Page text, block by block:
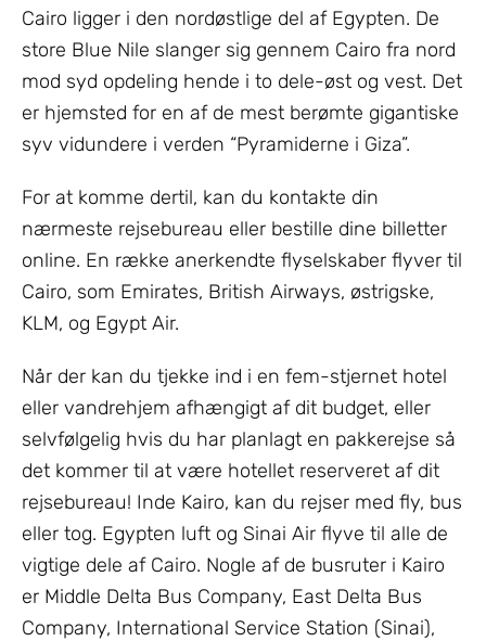
Cairo ligger i den nordøstlige del af Egypten. De
store Blue Nile slanger sig gennem Cairo fra nord
mod syd opdeling hende i to dele-øst og vest. Det
er hjemsted for en af de mest berømte gigantiske
syv vidundere i verden “Pyramiderne i Giza”.
For at komme dertil, kan du kontakte din
nærmeste rejsebureau eller bestille dine billetter
online. En række anerkendte flyselskaber flyver til
Cairo, som Emirates, British Airways, østrigske,
KLM, og Egypt Air.
Når der kan du tjekke ind i en fem-stjernet hotel
eller vandrehjem afhængigt af dit budget, eller
selvfølgelig hvis du har planlagt en pakkerejse så
det kommer til at være hotellet reserveret af dit
rejsebureau! Inde Kairo, kan du rejser med fly, bus
eller tog. Egypten luft og Sinai Air flyve til alle de
vigtige dele af Cairo. Nogle af de busruter i Kairo
er Middle Delta Bus Company, East Delta Bus
Company, International Service Station (Sinai),